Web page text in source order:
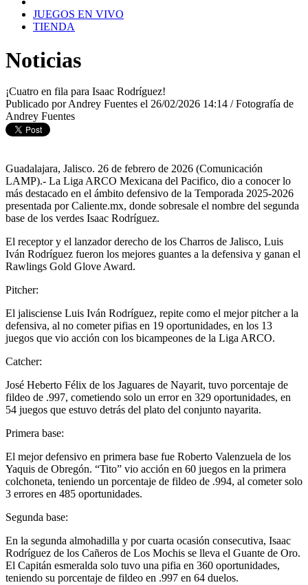
JUEGOS EN VIVO
TIENDA
Noticias
¡Cuatro en fila para Isaac Rodríguez!
Publicado por Andrey Fuentes el 26/02/2026 14:14 / Fotografía de
Andrey Fuentes
Guadalajara, Jalisco. 26 de febrero de 2026 (Comunicación
LAMP).- La Liga ARCO Mexicana del Pacifico, dio a conocer lo
más destacado en el ámbito defensivo de la Temporada 2025-2026
presentada por Caliente.mx, donde sobresale el nombre del segunda
base de los verdes Isaac Rodríguez.
El receptor y el lanzador derecho de los Charros de Jalisco, Luis
Iván Rodríguez fueron los mejores guantes a la defensiva y ganan el
Rawlings Gold Glove Award.
Pitcher:
El jalisciense Luis Iván Rodríguez, repite como el mejor pitcher a la
defensiva, al no cometer pifias en 19 oportunidades, en los 13
juegos que vio acción con los bicampeones de la Liga ARCO.
Catcher:
José Heberto Félix de los Jaguares de Nayarit, tuvo porcentaje de
fildeo de .997, cometiendo solo un error en 329 oportunidades, en
54 juegos que estuvo detrás del plato del conjunto nayarita.
Primera base:
El mejor defensivo en primera base fue Roberto Valenzuela de los
Yaquis de Obregón. “Tito” vio acción en 60 juegos en la primera
colchoneta, teniendo un porcentaje de fildeo de .994, al cometer solo
3 errores en 485 oportunidades.
Segunda base:
En la segunda almohadilla y por cuarta ocasión consecutiva, Isaac
Rodríguez de los Cañeros de Los Mochis se lleva el Guante de Oro.
El Capitán esmeralda solo tuvo una pifia en 360 oportunidades,
teniendo su porcentaje de fildeo en .997 en 64 duelos.